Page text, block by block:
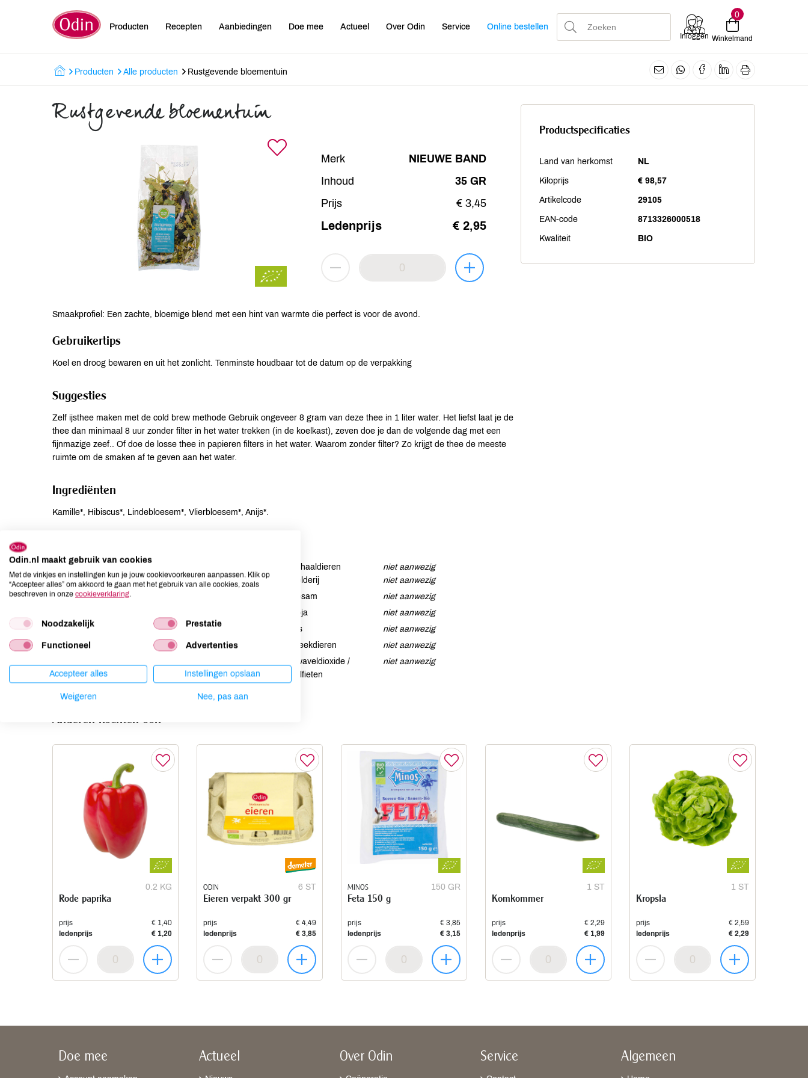
Producten Recepten Aanbiedingen Doe mee Actueel Over Odin Service Online bestellen
Inloggen
0
Winkelmand
Producten Alle producten Rustgevende bloementuin
Rustgevende bloementuin
Merk
NIEUWE BAND
Inhoud
35 GR
Prijs
€ 3,45
Ledenprijs € 2,95
Smaakprofiel: Een zachte, bloemige blend met een hint van warmte die perfect is voor de avond.
Gebruikertips
Koel en droog bewaren en uit het zonlicht. Tenminste houdbaar tot de datum op de verpakking
Suggesties
Zelf ijsthee maken met de cold brew methode Gebruik ongeveer 8 gram van deze thee in 1 liter water. Het liefst laat je de
thee dan minimaal 8 uur zonder filter in het water trekken (in de koelkast), zeven doe je dan de volgende dag met een
fijnmazige zeef.. Of doe de losse thee in papieren filters in het water. Waarom zonder filter? Zo krijgt de thee de meeste
ruimte om de smaken af te geven aan het water.
Ingrediënten
Kamille*, Hibiscus*, Lindebloesem*, Vlierbloesem*, Anijs*.
Aardnoten
Ei
niet aanwezig
Gluten
niet aanwezig
niet aanwezig
Mosterd
niet aanwezig
Noten
niet aanwezig
Schaaldieren
niet aanwezig
Selderij
niet aanwezig
Sesam
niet aanwezig
Soja
niet aanwezig
Vis
niet aanwezig
Weekdieren
niet aanwezig
Zwaveldioxide /
sulfieten
niet aanwezig
Productspecificaties
Land van herkomst NL
Kiloprijs € 98,57
Artikelcode 29105
EAN-code 8713326000518
Kwaliteit BIO
Anderen kochten ook
0.2 KG
Rode paprika
prijs
€ 1,40
ledenprijs
€ 1,20
ODIN 6 ST
Eieren verpakt 300 gr
prijs
€ 4,49
ledenprijs
€ 3,85
MINOS 150 GR
Feta 150 g
prijs
€ 3,85
ledenprijs
€ 3,15
1 ST
Komkommer
prijs
€ 2,29
ledenprijs
€ 1,99
1 ST
Kropsla
prijs
€ 2,59
ledenprijs
€ 2,29
Doe mee Actueel Over Odin Service Algemeen
Odin.nl maakt gebruik van cookies
Met de vinkjes en instellingen kun je jouw cookievoorkeuren aanpassen. Klik op
“Accepteer alles” om akkoord te gaan met het gebruik van alle cookies, zoals
beschreven in onze cookieverklaring.
Noodzakelijk Prestatie
Functioneel Advertenties
Accepteer alles Instellingen opslaan
Weigeren Nee, pas aan